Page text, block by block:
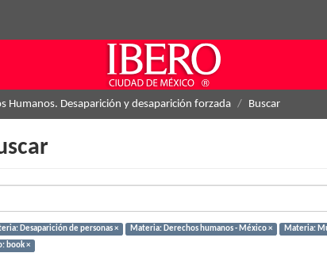
Humanos. Desaparición y desaparición forzada Buscar
Desaparición de personas × Materia: Derechos humanos - México × Materia:
book ×